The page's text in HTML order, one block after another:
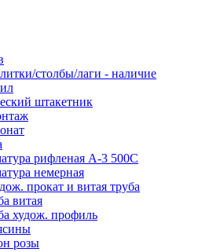
столбы/лаги - наличие
штакетник
рифленая А-3 500С
немерная
прокат и витая труба
витая
худож. профиль
розы